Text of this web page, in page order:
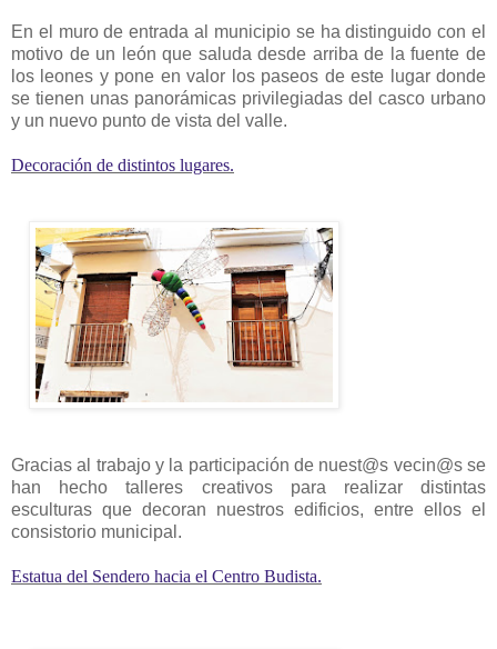
En el muro de entrada al municipio se ha distinguido con el
motivo de un león que saluda desde arriba de la fuente de
los leones y pone en valor los paseos de este lugar donde
se tienen unas panorámicas privilegiadas del casco urbano
y un nuevo punto de vista del valle.
Decoración de distintos lugares.
Gracias al trabajo y la participación de nuest@s vecin@s se
han hecho talleres creativos para realizar distintas
esculturas que decoran nuestros edificios, entre ellos el
consistorio municipal.
Estatua del Sendero hacia el Centro Budista.